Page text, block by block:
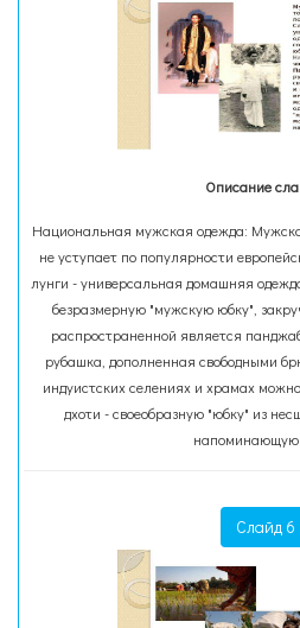
Описание
Национальная мужская одежда:
не уступает по популярности
лунги - универсальная домашняя
безразмерную "мужскую юбку",
распространенной является
рубашка, дополненная свободными
индуистских селениях и храмах
дхоти - своеобразную "юбку" из
напоминающую
Слайд 6